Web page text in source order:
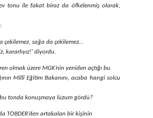
tonu ile fakat biraz da öfkelenmiş olarak,
çekilemez, sağa da çekilemez…
kararlıyız!’ diyordu.
olmak üzere MGK’nin yeniden açtığı bu
Millî Eğitim Bakanını, acaba hangi solcu
tonda konuşmaya lüzum gördü?
TÖBDER’den artakalan bir kişinin